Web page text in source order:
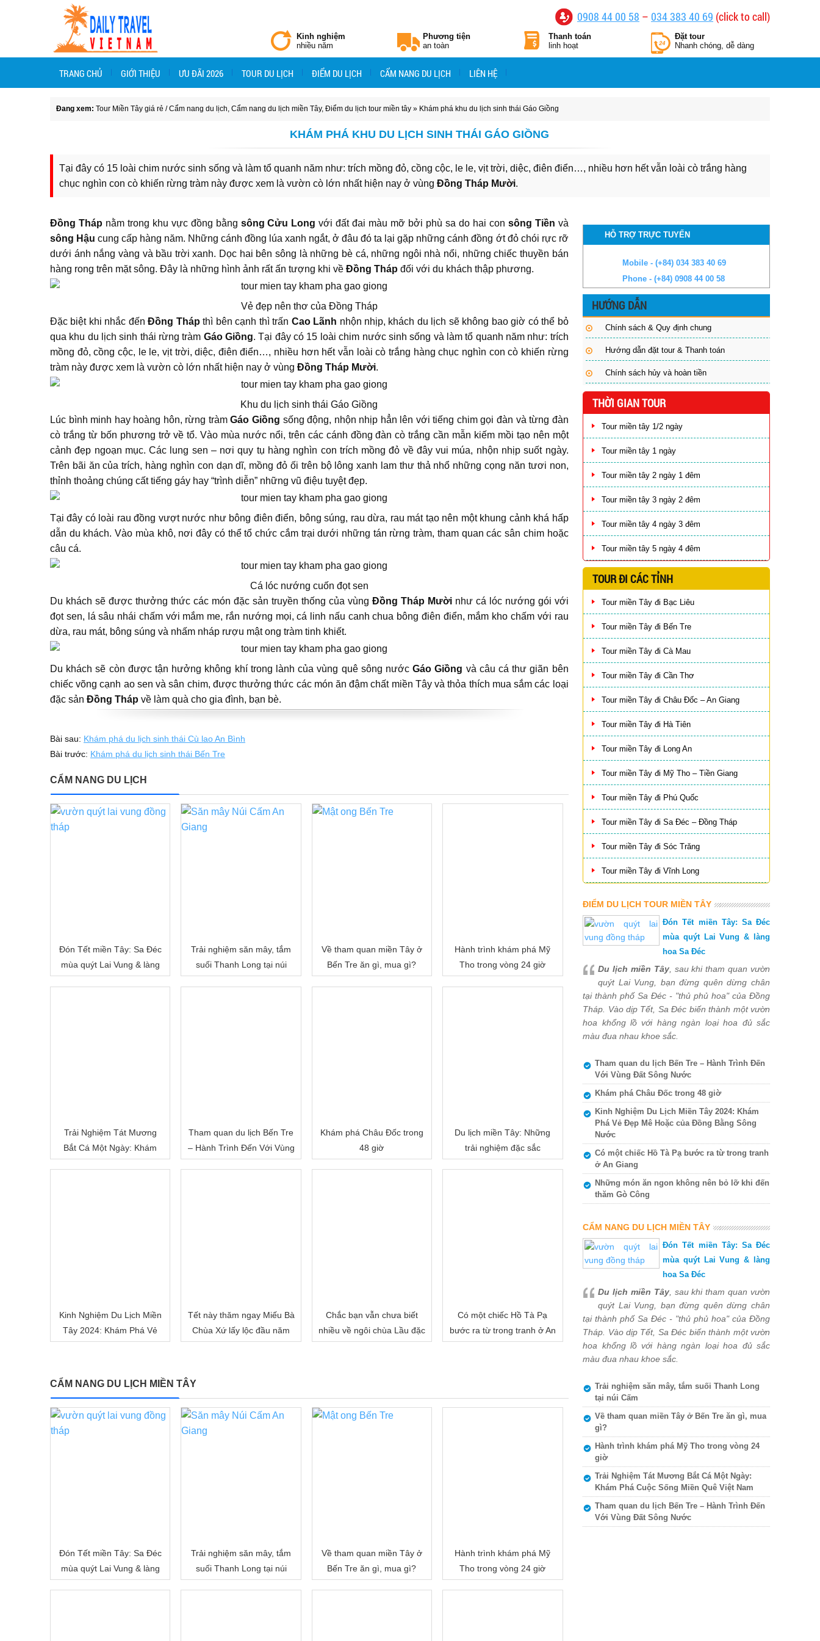
0908 44 00 58 – 034 383 40 69 (click to call)
Kinh nghiệm
nhiều năm
Phương tiện
an toàn
Thanh toán
linh hoạt
Đặt tour
Nhanh chóng, dễ dàng
TRANG CHỦ GIỚI THIỆU ƯU ĐÃI 2026 TOUR DU LỊCH ĐIỂM DU LỊCH CẨM NANG DU LỊCH LIÊN HỆ
Đang xem: Tour Miền Tây giá rẻ /Cẩm nang du lịch, Cẩm nang du lịch miền Tây, Điểm du lịch tour miền tây » Khám phá khu du lịch sinh thái Gáo Giồng
KHÁM PHÁ KHU DU LỊCH SINH THÁI GÁO GIỒNG
Tại đây có 15 loài chim nước sinh sống và làm tổ quanh năm như: trích mồng đỏ, cồng cộc, le le, vịt trời, diệc, điên điển…, nhiều hơn hết vẫn loài cò trắng hàng
chục nghìn con cò khiến rừng tràm này được xem là vườn cò lớn nhất hiện nay ở vùng Đồng Tháp Mười.
Đồng Tháp nằm trong khu vực đồng bằng sông Cửu Long với đất đai màu mỡ bởi phù sa do hai con sông Tiền và
sông Hậu cung cấp hàng năm. Những cánh đồng lúa xanh ngắt, ở đâu đó ta lại gặp những cánh đồng ớt đỏ chói rực rỡ
dưới ánh nắng vàng và bầu trời xanh. Dọc hai bên sông là những bè cá, những ngôi nhà nổi, những chiếc thuyền bán
hàng rong trên mặt sông. Đây là những hình ảnh rất ấn tượng khi về Đồng Tháp đối với du khách thập phương.
Vẻ đẹp nên thơ của Đồng Tháp
Đặc biệt khi nhắc đến Đồng Tháp thì bên cạnh thì trấn Cao Lãnh nhộn nhịp, khách du lịch sẽ không bao giờ có thể bỏ
qua khu du lịch sinh thái rừng tràm Gáo Giồng. Tại đây có 15 loài chim nước sinh sống và làm tổ quanh năm như: trích
mồng đỏ, cồng cộc, le le, vịt trời, diệc, điên điển…, nhiều hơn hết vẫn loài cò trắng hàng chục nghìn con cò khiến rừng
tràm này được xem là vườn cò lớn nhất hiện nay ở vùng Đồng Tháp Mười.
Khu du lịch sinh thái Gáo Giồng
Lúc bình minh hay hoàng hôn, rừng tràmGáo Giồng sống động, nhộn nhịp hẳn lên với tiếng chim gọi đàn và từng đàn
cò trắng từ bốn phương trở về tổ. Vào mùa nước nổi, trên các cánh đồng đàn cò trắng cần mẫn kiếm mồi tạo nên một
cảnh đẹp ngoạn mục. Các lung sen – nơi quy tụ hàng nghìn con trích mồng đỏ về đây vui múa, nhộn nhịp suốt ngày.
Trên bãi ăn của trích, hàng nghìn con dạn dĩ, mồng đỏ ối trên bộ lông xanh lam thư thả nhổ những cọng năn tươi non,
thỉnh thoảng chúng cất tiếng gáy hay “trình diễn” những vũ điệu tuyệt đẹp.
Tại đây có loài rau đồng vượt nước như bông điên điển, bông súng, rau dừa, rau mát tạo nên một khung cảnh khá hấp
dẫn du khách. Vào mùa khô, nơi đây có thể tổ chức cắm trại dưới những tán rừng tràm, tham quan các sân chim hoặc
câu cá.
Cá lóc nướng cuốn đọt sen
Du khách sẽ được thưởng thức các món đặc sản truyền thống của vùng Đồng Tháp Mườinhư cá lóc nướng gói với
đọt sen, lá sâu nhái chấm với mắm me, rắn nướng mọi, cá linh nấu canh chua bông điên điển, mắm kho chấm với rau
dừa, rau mát, bông súng và nhấm nháp rượu mật ong tràm tinh khiết.
Du khách sẽ còn được tận hưởng không khí trong lành của vùng quê sông nướcGáo Giồng và câu cá thư giãn bên
chiếc võng cạnh ao sen và sân chim, được thưởng thức các món ăn đậm chất miền Tây và thỏa thích mua sắm các loại
đặc sản Đồng Tháp về làm quà cho gia đình, bạn bè.
Bài sau: Khám phá du lịch sinh thái Cù lao An Bình
Bài trước: Khám phá du lịch sinh thái Bến Tre
CẨM NANG DU LỊCH
Đón Tết miền Tây: Sa Đéc
mùa quýt Lai Vung & làng
Trải nghiệm săn mây, tắm
suối Thanh Long tại núi
Về tham quan miền Tây ở
Bến Tre ăn gì, mua gì?
Hành trình khám phá Mỹ
Tho trong vòng 24 giờ
Trải Nghiệm Tát Mương
Bắt Cá Một Ngày: Khám
Tham quan du lịch Bến Tre
– Hành Trình Đến Với Vùng
Khám phá Châu Đốc trong
48 giờ
Du lịch miền Tây: Những
trải nghiệm đặc sắc
Kinh Nghiệm Du Lịch Miền
Tây 2024: Khám Phá Vẻ
Tết này thăm ngay Miếu Bà
Chùa Xứ lấy lộc đầu năm
Chắc bạn vẫn chưa biết
nhiều về ngôi chùa Lầu đặc
Có một chiếc Hồ Tà Pạ
bước ra từ trong tranh ở An
CẨM NANG DU LỊCH MIỀN TÂY
Đón Tết miền Tây: Sa Đéc
mùa quýt Lai Vung & làng
Trải nghiệm săn mây, tắm
suối Thanh Long tại núi
Về tham quan miền Tây ở
Bến Tre ăn gì, mua gì?
Hành trình khám phá Mỹ
Tho trong vòng 24 giờ
HỖ TRỢ TRỰC TUYẾN
Mobile - (+84) 034 383 40 69
Phone - (+84) 0908 44 00 58
HƯỚNG DẪN
Chính sách & Quy định chung
Hướng dẫn đặt tour & Thanh toán
Chính sách hủy và hoàn tiền
THỜI GIAN TOUR
Tour miền tây 1/2 ngày
Tour miền tây 1 ngày
Tour miền tây 2 ngày 1 đêm
Tour miền tây 3 ngày 2 đêm
Tour miền tây 4 ngày 3 đêm
Tour miền tây 5 ngày 4 đêm
TOUR ĐI CÁC TỈNH
Tour miền Tây đi Bạc Liêu
Tour miền Tây đi Bến Tre
Tour miền Tây đi Cà Mau
Tour miền Tây đi Cần Thơ
Tour miền Tây đi Châu Đốc – An Giang
Tour miền Tây đi Hà Tiên
Tour miền Tây đi Long An
Tour miền Tây đi Mỹ Tho – Tiền Giang
Tour miền Tây đi Phú Quốc
Tour miền Tây đi Sa Đéc – Đồng Tháp
Tour miền Tây đi Sóc Trăng
Tour miền Tây đi Vĩnh Long
ĐIỂM DU LỊCH TOUR MIỀN TÂY
Đón Tết miền Tây: Sa Đéc
mùa quýt Lai Vung & làng
hoa Sa Đéc
Du lịch miền Tây, sau khi tham quan vườn
quýt Lai Vung, bạn đừng quên dừng chân
tại thành phố Sa Đéc - "thủ phủ hoa" của Đồng
Tháp. Vào dịp Tết, Sa Đéc biến thành một vườn
hoa khổng lồ với hàng ngàn loại hoa đủ sắc
màu đua nhau khoe sắc.
Tham quan du lịch Bến Tre – Hành Trình Đến
Với Vùng Đất Sông Nước
Khám phá Châu Đốc trong 48 giờ
Kinh Nghiệm Du Lịch Miền Tây 2024: Khám
Phá Vẻ Đẹp Mê Hoặc của Đồng Bằng Sông
Nước
Có một chiếc Hồ Tà Pạ bước ra từ trong tranh
ở An Giang
Những món ăn ngon không nên bỏ lỡ khi đến
thăm Gò Công
CẨM NANG DU LỊCH MIỀN TÂY
Đón Tết miền Tây: Sa Đéc
mùa quýt Lai Vung & làng
hoa Sa Đéc
Du lịch miền Tây, sau khi tham quan vườn
quýt Lai Vung, bạn đừng quên dừng chân
tại thành phố Sa Đéc - "thủ phủ hoa" của Đồng
Tháp. Vào dịp Tết, Sa Đéc biến thành một vườn
hoa khổng lồ với hàng ngàn loại hoa đủ sắc
màu đua nhau khoe sắc.
Trải nghiệm săn mây, tắm suối Thanh Long
tại núi Cấm
Về tham quan miền Tây ở Bến Tre ăn gì, mua
gì?
Hành trình khám phá Mỹ Tho trong vòng 24
giờ
Trải Nghiệm Tát Mương Bắt Cá Một Ngày:
Khám Phá Cuộc Sống Miền Quê Việt Nam
Tham quan du lịch Bến Tre – Hành Trình Đến
Với Vùng Đất Sông Nước